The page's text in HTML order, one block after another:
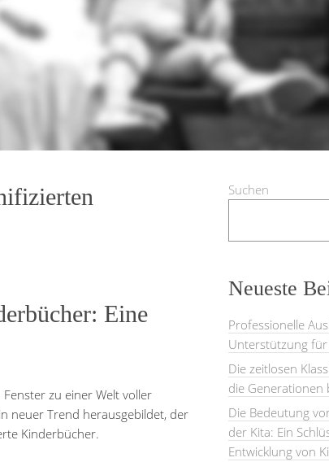
Eine
zu einer Welt voller
neuer Trend herausgebildet, der
Kinderbücher.
Suchen
Neueste
Professionelle
Unterstützung für
Die zeitlosen
die Generationen
Die Bedeutung
der Kita: Ein
Entwicklung von